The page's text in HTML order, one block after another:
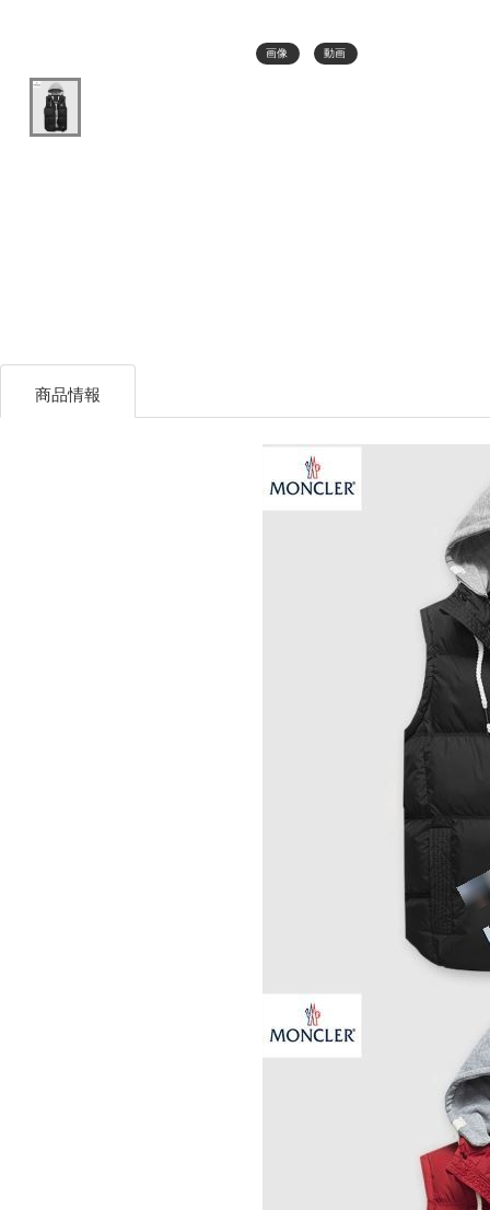
画像 動画
商品情報